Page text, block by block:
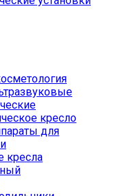
кресло
для
кресла